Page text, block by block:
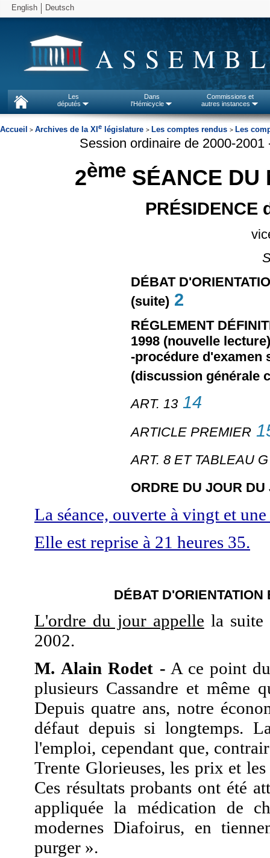
English Deutsch
Les
députés
Dans
l'Hémicycle
Commissions et
autres instances
Accueil > Archives de la XI e législature > Les comptes rendus > Les
Session ordinaire de 2000-
2ème SÉANCE DU
PRÉSIDENCE
DÉBAT
(suite) 2
RÉGLEMENT
1998 (nouvelle
-procédure d'examen
(discussion générale
ART. 13 14
ARTICLE PREMIER
ART. 8 ET TABLEAU
ORDRE DU JOUR
La séance, ouverte à vingt et
Elle est reprise à 21 heures 35.
DÉBAT
L'ordre du jour appelle la suite
2002.
M. Alain Rodet - A ce point
plusieurs Cassandre et même
Depuis quatre ans, notre
défaut depuis si longtemps.
l'emploi, cependant que,
Trente Glorieuses, les prix et
Ces résultats probants ont été
appliquée la médication de
modernes Diafoirus, en
purger ».